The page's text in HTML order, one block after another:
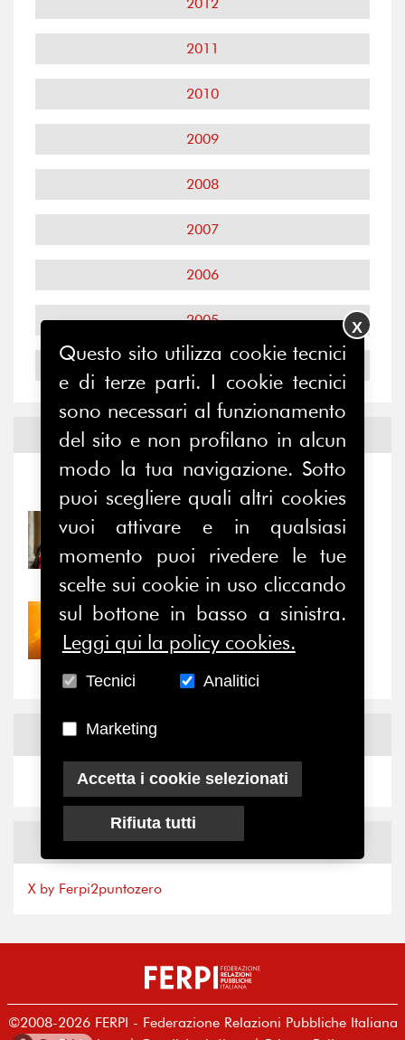
2011
2010
2009
2008
2007
2006
2005
2004
Notizie edEventi
Eventi
31/07/2026
Prima della pausa estiva,
il valore di...
30/07/2026
Nove anni dopo la
“grande cecità”: la...
News
NewsX
X by Ferpi2puntozero
©2008-2026 FERPI - Federazione Relazioni Pubbliche Italiana
Questo sito utilizza cookie tecnici
e di terze parti. I cookie tecnici
sono necessari al funzionamento
del sito e non profilano in alcun
modo la tua navigazione. Sotto
puoi scegliere quali altri cookies
vuoi attivare e in qualsiasi
momento puoi rivedere le tue
scelte sui cookie in uso cliccando
sul bottone in basso a sinistra.
Leggi qui la policy cookies.
Tecnici Analitici
Marketing
Accetta i cookie selezionati
Rifiuta tutti
X